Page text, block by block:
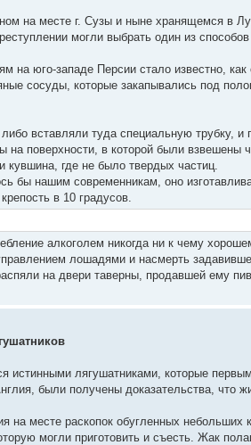
на месте г. Сузы и ныне хранящемся в
могли выбрать один из
на юго-западе Персии стало известно,
сосуды, которые закапывались под
вставляли туда специальную трубку,
на поверхности, в которой были
кувшина, где не было твердых частиц.
бы нашим современникам, оно
в 10 градусов.
алкоголем никогда ни к чему
лошадями и насмерть
на двери таверны, продавшей ему
истинными лягушатниками, которые
были получены доказательства,
на месте раскопок обугленных
могли приготовить и съесть. Жак